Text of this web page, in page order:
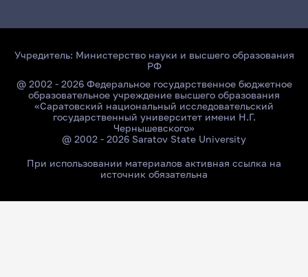
Учредитель: Министерство науки и высшего образования
РФ
@ 2002 - 2026 Федеральное государственное бюджетное
образовательное учреждение высшего образования
«Саратовский национальный исследовательский
государственный университет имени Н.Г.
Чернышевского»
@ 2002 - 2026 Saratov State University
При использовании материалов активная ссылка на
источник обязательна